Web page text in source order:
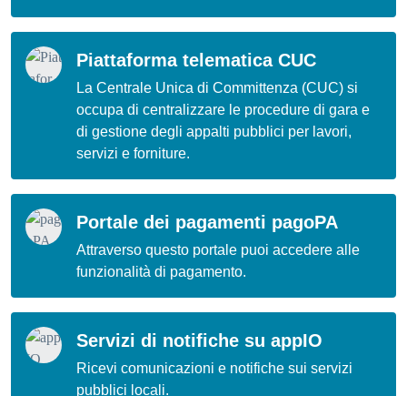
Piattaforma telematica CUC
La Centrale Unica di Committenza (CUC) si
occupa di centralizzare le procedure di gara e
di gestione degli appalti pubblici per lavori,
servizi e forniture.
Portale dei pagamenti pagoPA
Attraverso questo portale puoi accedere alle
funzionalità di pagamento.
Servizi di notifiche su appIO
Ricevi comunicazioni e notifiche sui servizi
pubblici locali.